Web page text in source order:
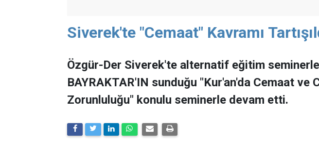
Siverek'te "Cemaat" Kavramı
Özgür-Der Siverek'te alternatif eğitim
BAYRAKTAR'IN sunduğu "Kur'an'da Cemaat ve
Zorunluluğu" konulu seminerle devam etti.